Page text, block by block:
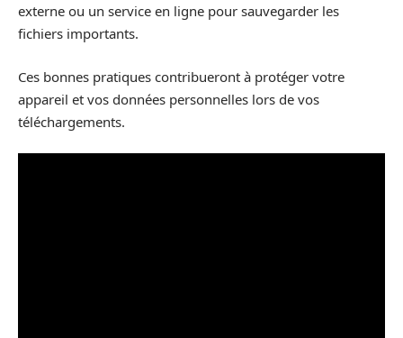
externe ou un service en ligne pour sauvegarder les
fichiers importants.
Ces bonnes pratiques contribueront à protéger votre
appareil et vos données personnelles lors de vos
téléchargements.